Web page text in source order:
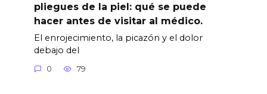
pliegues de la piel: qué se puede
hacer antes de visitar al médico.
El enrojecimiento, la picazón y el dolor
debajo del
0 79